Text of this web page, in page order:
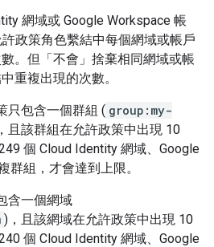
網域或 Google Workspace 帳
政策角色繫結中每個網域或帳戶
。但「不會」捨棄相同網域或帳
重複出現的次數。
只包含一個群組 ( group:my-
且該群組在允許政策中出現 10
個 Cloud Identity 網域、Google
群組，才會達到上限。
含一個網域
)，且該網域在允許政策中出現 10
個 Cloud Identity 網域、Google